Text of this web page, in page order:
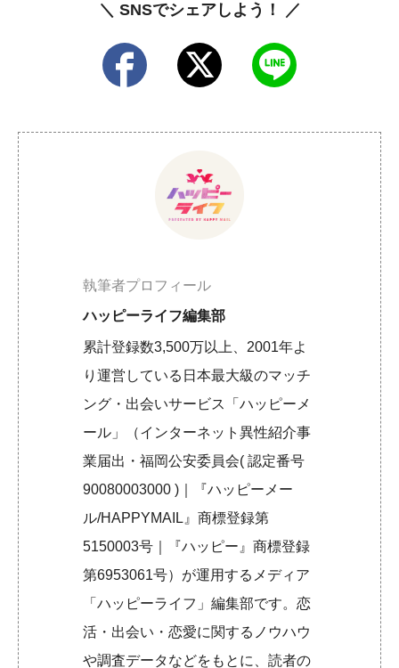
＼ SNSでシェアしよう！ ／
執筆者プロフィール
ハッピーライフ編集部
累計登録数3,500万以上、2001年よ
り運営している日本最大級のマッチ
ング・出会いサービス「ハッピーメ
ール」（インターネット異性紹介事
業届出・福岡公安委員会( 認定番号
90080003000 )｜『ハッピーメー
ル/HAPPYMAIL』商標登録第
5150003号｜『ハッピー』商標登録
第6953061号）が運用するメディア
「ハッピーライフ」編集部です。恋
活・出会い・恋愛に関するノウハウ
や調査データなどをもとに、読者の